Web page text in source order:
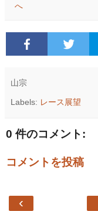
山宗
Labels: レース展望
0 件のコメント:
コメントを投稿
‹